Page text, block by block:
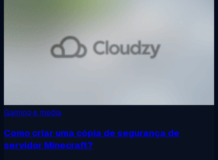
Gaming e media
Como criar uma cópia de segurança de
servidor Minecraft?